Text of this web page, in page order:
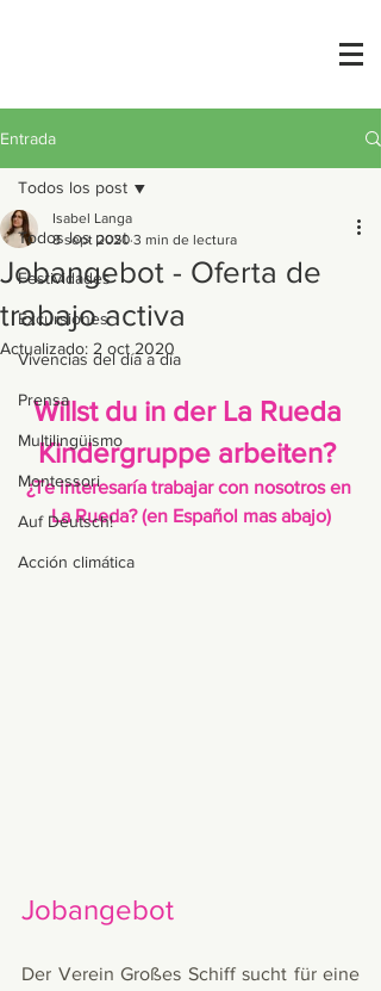
Entrada
Todos los post
Festividades
Excursiones
Vivencias del día a día
Prensa
Multilingüismo
Montessori
Auf Deutsch!
Acción climática
Todos los post
Jobangebot - Oferta de
trabajo activa
Isabel Langa
8 sept 2020 3 min de lectura
Actualizado: 2 oct 2020
Willst du in der La Rueda
Kindergruppe arbeiten?
¿Te interesaría trabajar con nosotros en
La Rueda? (en Español mas abajo)
Jobangebot
Der Verein Großes Schiff sucht für eine